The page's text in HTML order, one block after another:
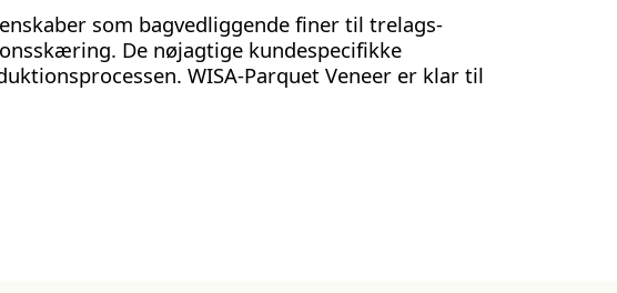
som bagvedliggende finer til trelags-
De nøjagtige kundespecifikke
WISA-Parquet Veneer er klar til